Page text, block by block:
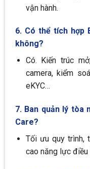
vận hành.
6. Có thể tích hợp
không?
Có. Kiến trúc
camera, kiểm
eKYC…
7. Ban quản lý tòa
Care?
Tối ưu quy trình,
cao năng lực điều